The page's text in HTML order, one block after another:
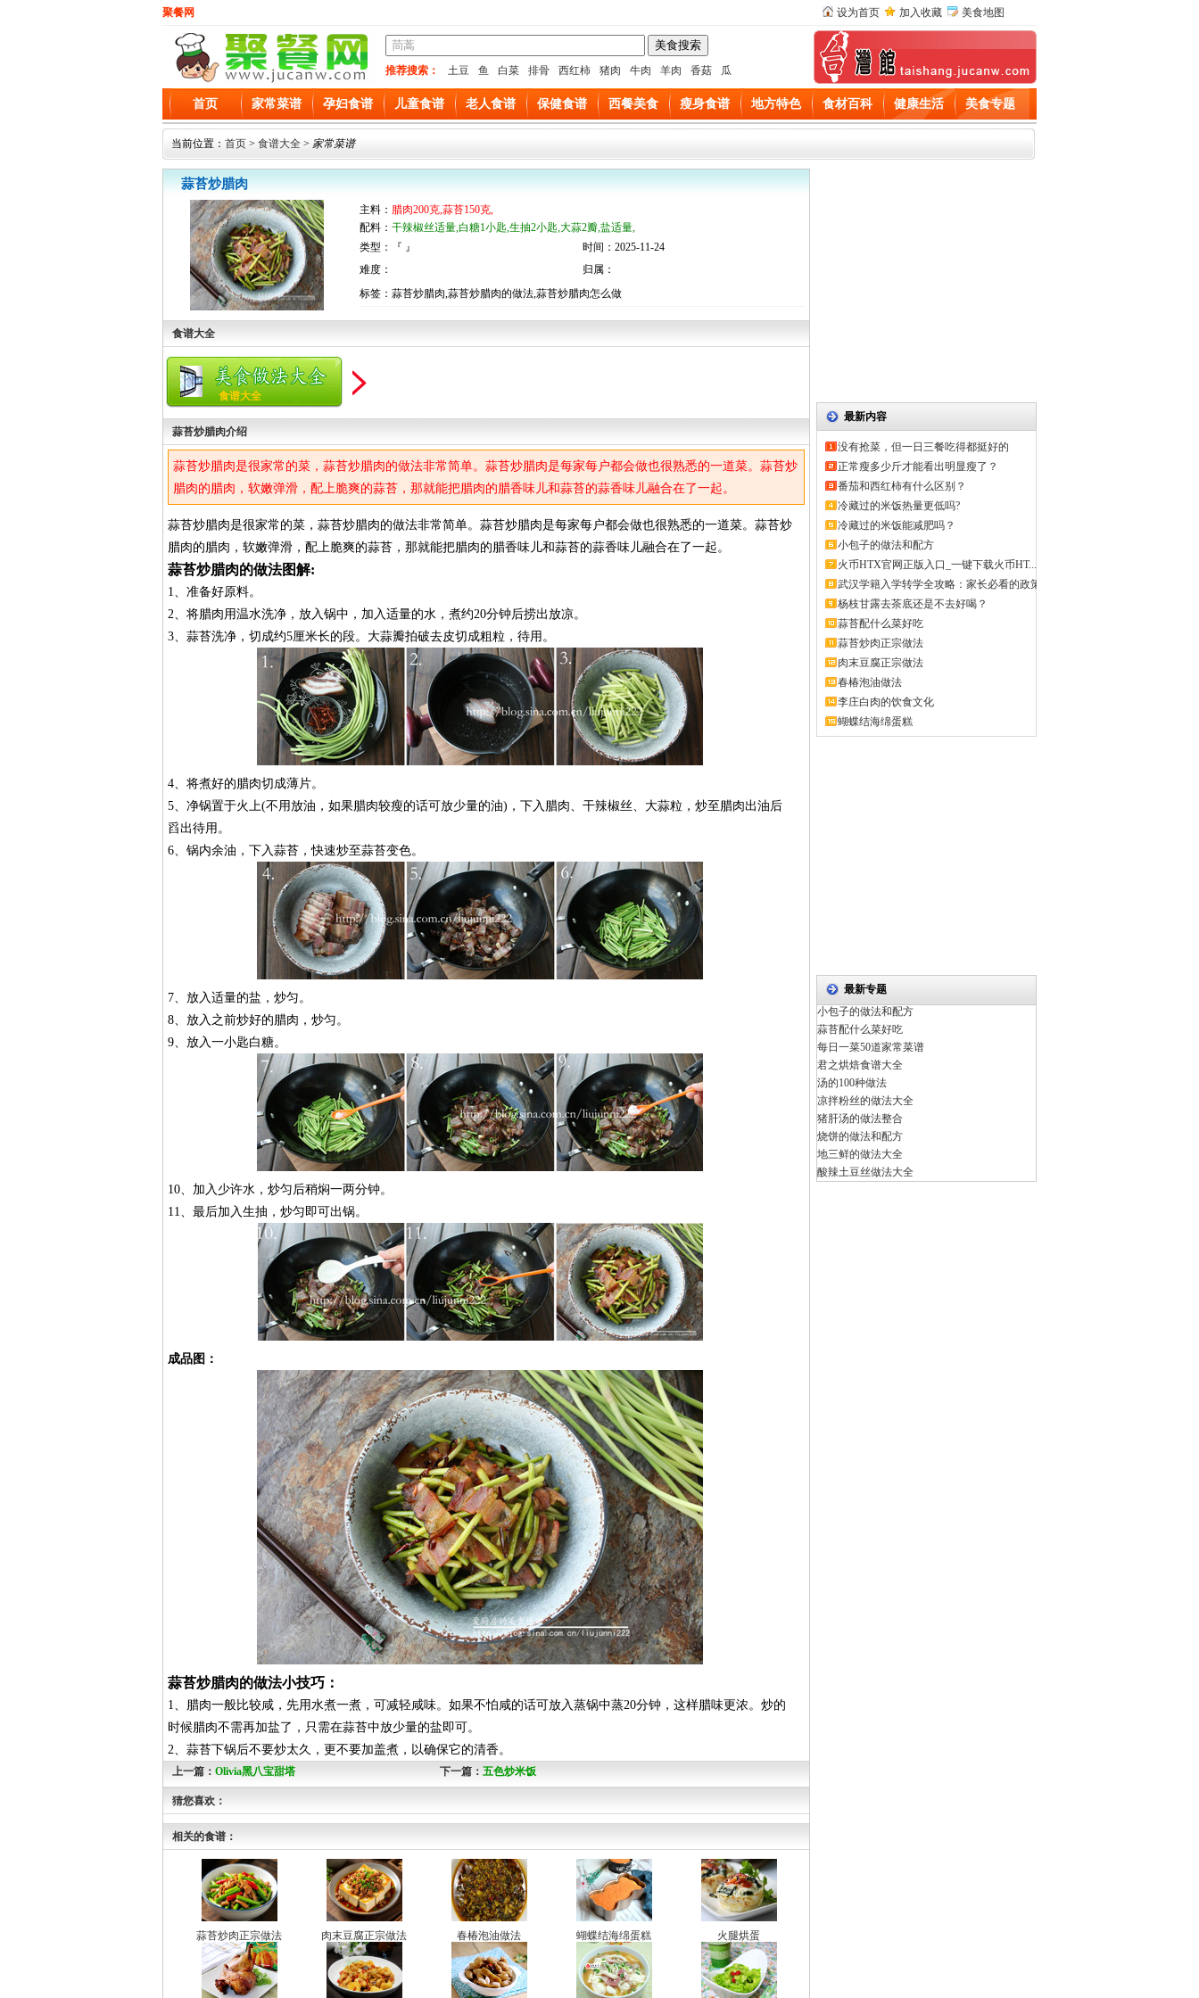
聚餐网 设为首页 加入收藏 美食地图
推荐搜索： 土豆 鱼 白菜 排骨 西红柿 猪肉 牛肉 羊肉 香菇 瓜
首页 家常菜谱 孕妇食谱 儿童食谱 老人食谱 保健食谱 西餐美食 瘦身食谱 地方特色 食材百科 健康生活 美食专题
当前位置： 首页 > 食谱大全 > 家常菜谱
蒜苔炒腊肉
主料： 腊肉200克,蒜苔150克,
配料： 干辣椒丝适量,白糖1小匙,生抽2小匙,大蒜2瓣,盐适量,
类型：『 』
时间：2025-11-24
难度：
归属：
标签：蒜苔炒腊肉,蒜苔炒腊肉的做法,蒜苔炒腊肉怎么做
食谱大全
食谱大全
蒜苔炒腊肉介绍
蒜苔炒腊肉是很家常的菜，蒜苔炒腊肉的做法非常简单。蒜苔炒腊肉是每家每户都会做也很熟悉的一道菜。蒜苔炒
腊肉的腊肉，软嫩弹滑，配上脆爽的蒜苔，那就能把腊肉的腊香味儿和蒜苔的蒜香味儿融合在了一起。
蒜苔炒腊肉是很家常的菜，蒜苔炒腊肉的做法非常简单。蒜苔炒腊肉是每家每户都会做也很熟悉的一道菜。蒜苔炒
腊肉的腊肉，软嫩弹滑，配上脆爽的蒜苔，那就能把腊肉的腊香味儿和蒜苔的蒜香味儿融合在了一起。
蒜苔炒腊肉的做法图解:
1、准备好原料。
2、将腊肉用温水洗净，放入锅中，加入适量的水，煮约20分钟后捞出放凉。
3、蒜苔洗净，切成约5厘米长的段。大蒜瓣拍破去皮切成粗粒，待用。
4、将煮好的腊肉切成薄片。
5、净锅置于火上(不用放油，如果腊肉较瘦的话可放少量的油)，下入腊肉、干辣椒丝、大蒜粒，炒至腊肉出油后
舀出待用。
6、锅内余油，下入蒜苔，快速炒至蒜苔变色。
7、放入适量的盐，炒匀。
8、放入之前炒好的腊肉，炒匀。
9、放入一小匙白糖。
10、加入少许水，炒匀后稍焖一两分钟。
11、最后加入生抽，炒匀即可出锅。
成品图：
蒜苔炒腊肉的做法小技巧：
1、腊肉一般比较咸，先用水煮一煮，可减轻咸味。如果不怕咸的话可放入蒸锅中蒸20分钟，这样腊味更浓。炒的
时候腊肉不需再加盐了，只需在蒜苔中放少量的盐即可。
2、蒜苔下锅后不要炒太久，更不要加盖煮，以确保它的清香。
上一篇： Olivia黑八宝甜塔 下一篇： 五色炒米饭
猜您喜欢：
相关的食谱：
蒜苔炒肉正宗做法 肉末豆腐正宗做法 春椿泡油做法 蝴蝶结海绵蛋糕 火腿烘蛋
最新内容
没有抢菜，但一日三餐吃得都挺好的
正常瘦多少斤才能看出明显瘦了？
番茄和西红柿有什么区别？
冷藏过的米饭热量更低吗?
冷藏过的米饭能减肥吗？
小包子的做法和配方
火币HTX官网正版入口_一键下载火币HT...
武汉学籍入学转学全攻略：家长必看的政策
解...
杨枝甘露去茶底还是不去好喝？
蒜苔配什么菜好吃
蒜苔炒肉正宗做法
肉末豆腐正宗做法
春椿泡油做法
李庄白肉的饮食文化
蝴蝶结海绵蛋糕
最新专题
小包子的做法和配方
蒜苔配什么菜好吃
每日一菜50道家常菜谱
君之烘焙食谱大全
汤的100种做法
凉拌粉丝的做法大全
猪肝汤的做法整合
烧饼的做法和配方
地三鲜的做法大全
酸辣土豆丝做法大全